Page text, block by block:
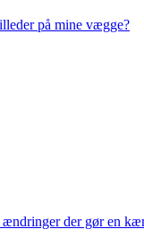
på mine vægge?
ændringer der gør en